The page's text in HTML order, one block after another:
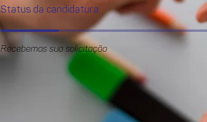
Status da candidatura
Recebemos sua solicitação